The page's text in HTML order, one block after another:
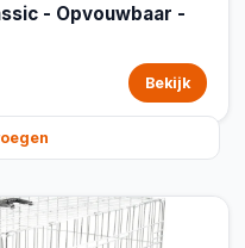
- Opvouwbaar -
Bekijk